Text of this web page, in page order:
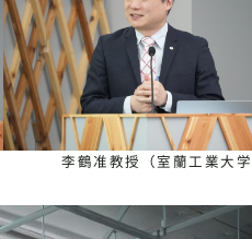
李鶴准教授（室蘭工業大